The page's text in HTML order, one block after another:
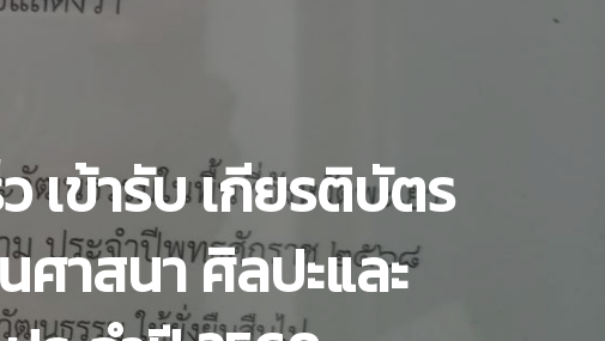
เข้ารับ เกียรติบัตร
าสนา ศิลปะและ